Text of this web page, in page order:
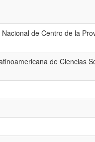
de Centro de la
de Ciencias